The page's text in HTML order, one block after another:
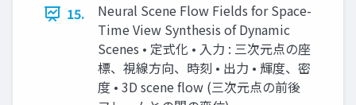
15.
Neural Scene Flow Fields for Space-
Time View Synthesis of Dynamic
Scenes • 定式化 • 入力 : 三次元点の座
標、視線方向、時刻 • 出力 • 輝度、密
度 • 3D scene flow (三次元点の前後